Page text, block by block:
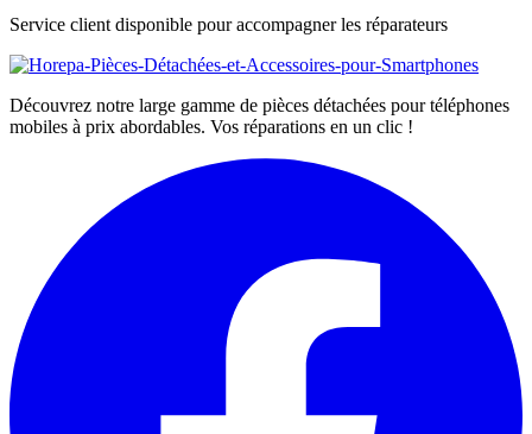
Service client disponible pour accompagner les réparateurs
Découvrez notre large gamme de pièces détachées pour téléphones
mobiles à prix abordables. Vos réparations en un clic !